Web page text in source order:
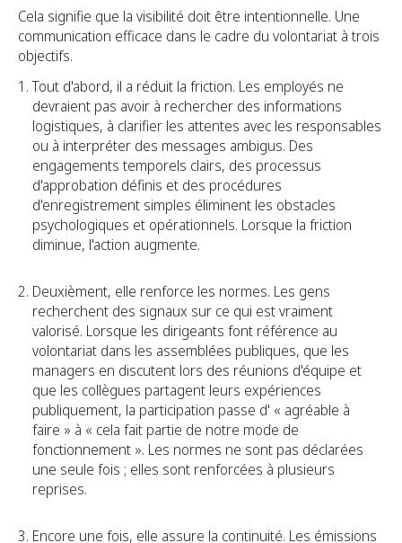
Cela signifie que la visibilité doit être intentionnelle. Une
communication efficace dans le cadre du volontariat à trois
objectifs.
Tout d'abord, il a réduit la friction. Les employés ne
devraient pas avoir à rechercher des informations
logistiques, à clarifier les attentes avec les responsables
ou à interpréter des messages ambigus. Des
engagements temporels clairs, des processus
d'approbation définis et des procédures
d'enregistrement simples éliminent les obstacles
psychologiques et opérationnels. Lorsque la friction
diminue, l'action augmente.
Deuxièment, elle renforce les normes. Les gens
recherchent des signaux sur ce qui est vraiment
valorisé. Lorsque les dirigeants font référence au
volontariat dans les assemblées publiques, que les
managers en discutent lors des réunions d'équipe et
que les collègues partagent leurs expériences
publiquement, la participation passe d' « agréable à
faire » à « cela fait partie de notre mode de
fonctionnement ». Les normes ne sont pas déclarées
une seule fois ; elles sont renforcées à plusieurs
reprises.
Encore une fois, elle assure la continuité. Les émissions